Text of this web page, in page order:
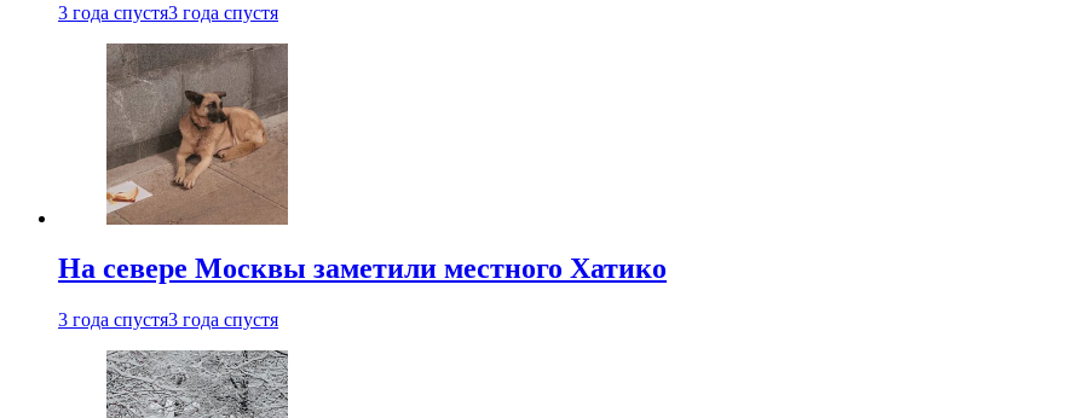
3 года спустя3 года спустя
На севере Москвы заметили местного Хатико
3 года спустя3 года спустя